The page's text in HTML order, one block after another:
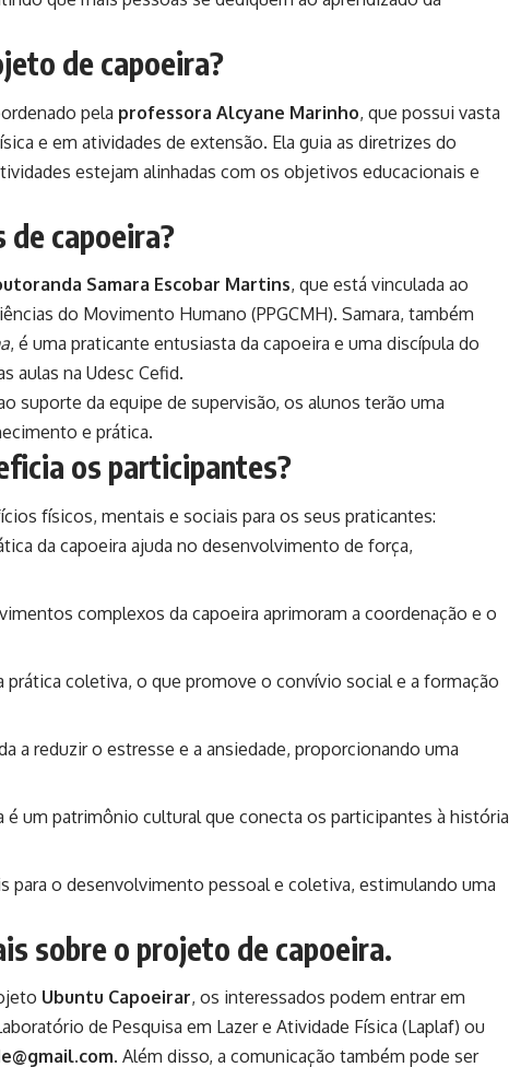
de capoeira?
pela professora Alcyane Marinho, que possui vasta
e em atividades de extensão. Ela guia as diretrizes do
estejam alinhadas com os objetivos educacionais e
de capoeira?
Samara Escobar Martins, que está vinculada ao
do Movimento Humano (PPGCMH). Samara, também
, é uma praticante entusiasta da capoeira e uma discípula do
aulas na Udesc Cefid.
suporte da equipe de supervisão, os alunos terão uma
e prática.
os participantes?
físicos, mentais e sociais para os seus praticantes:
da capoeira ajuda no desenvolvimento de força,
complexos da capoeira aprimoram a coordenação e o
prática coletiva, o que promove o convívio social e a formação
a reduzir o estresse e a ansiedade, proporcionando uma
é um patrimônio cultural que conecta os participantes à história
para o desenvolvimento pessoal e coletiva, estimulando uma
sobre o projeto de capoeira.
Ubuntu Capoeirar, os interessados podem entrar em
de Pesquisa em Lazer e Atividade Física (Laplaf) ou
. Além disso, a comunicação também pode ser